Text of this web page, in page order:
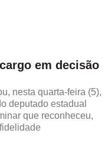
em decisão
nesta quarta-feira (5),
deputado estadual
que reconheceu,